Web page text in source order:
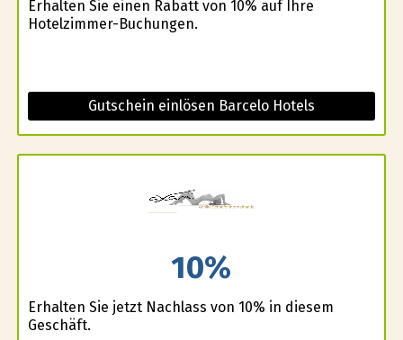
Erhalten Sie einen Rabatt von 10% auf Ihre
Hotelzimmer-Buchungen.
Gutschein einlösen Barcelo Hotels
10%
Erhalten Sie jetzt Nachlass von 10% in diesem
Geschäft.